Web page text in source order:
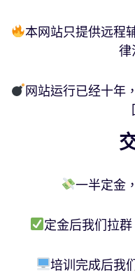
本网站只提供远程
律
网站运行已经十年
一半定金
定金后我们拉
培训完成后我